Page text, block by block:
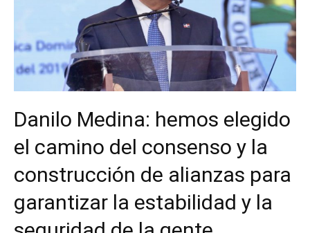
Danilo Medina: hemos elegido
el camino del consenso y la
construcción de alianzas para
garantizar la estabilidad y la